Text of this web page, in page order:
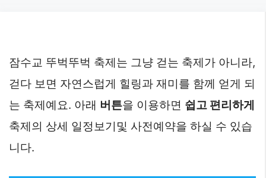
잠수교 뚜벅뚜벅 축제는 그냥 걷는 축제가 아니라,
걷다 보면 자연스럽게 힐링과 재미를 함께 얻게 되
는 축제예요. 아래 버튼을 이용하면 쉽고 편리하게
축제의 상세 일정보기및 사전예약을 하실 수 있습
니다.